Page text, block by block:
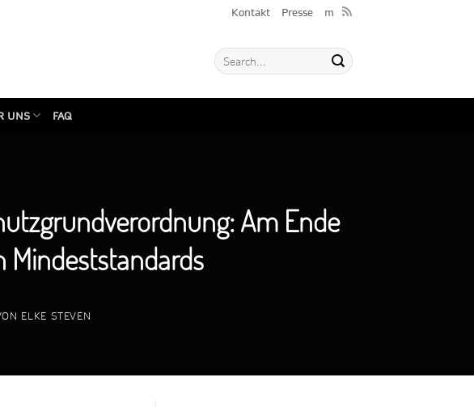
Kontakt Presse m
UNS FAQ
Am Ende
Mindeststandards
ELKE STEVEN